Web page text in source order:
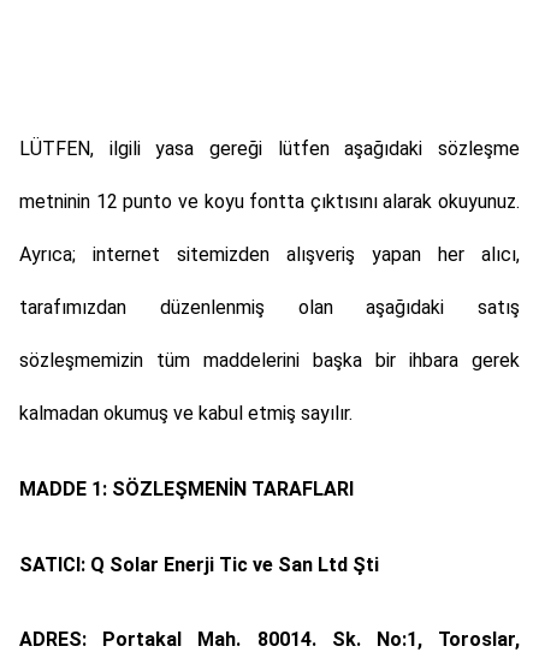
LÜTFEN, ilgili yasa gereği lütfen aşağıdaki sözleşme
metninin 12 punto ve koyu fontta çıktısını alarak okuyunuz.
Ayrıca; internet sitemizden alışveriş yapan her alıcı,
tarafımızdan düzenlenmiş olan aşağıdaki satış
sözleşmemizin tüm maddelerini başka bir ihbara gerek
kalmadan okumuş ve kabul etmiş sayılır.
MADDE 1: SÖZLEŞMENİN TARAFLARI
SATICI: Q Solar Enerji Tic ve San Ltd Şti
ADRES: Portakal Mah. 80014. Sk. No:1, Toroslar,